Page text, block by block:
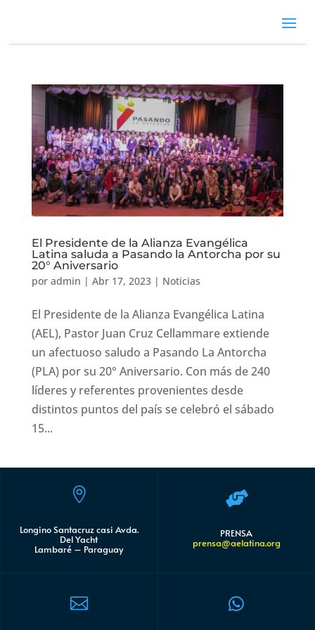
El Presidente de la Alianza Evangélica
Latina saluda a Pasando la Antorcha por su
20° Aniversario
por admin | Abr 17, 2023| Noticias
El Presidente de la Alianza Evangélica Latina
(AEL), Pastor Juan Cruz Cellammare extiende
un afectuoso saludo a Pasando La Antorcha
(PLA) por su 20° Aniversario. Con más de 240
líderes y referentes provenientes desde
distintos puntos del país se celebró el sábado
15...

Longino Santacruz casi Avda.
Del Yacht
Lambaré – Paraguay


PRENSA
prensa@aelatina.org
